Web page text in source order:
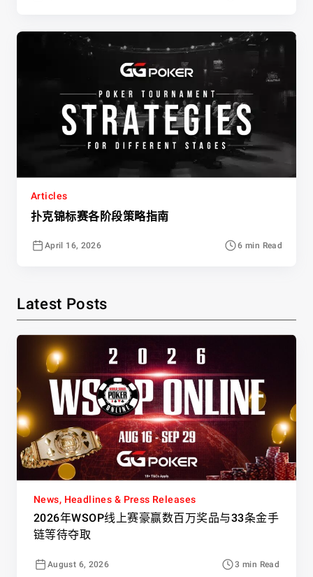
Articles
扑克锦标赛各阶段策略指南
April 16, 2026 6 min Read
Latest Posts
News, Headlines & Press Releases
2026年WSOP线上赛豪赢数百万奖品与33条金手
链等待夺取
August 6, 2026 3 min Read